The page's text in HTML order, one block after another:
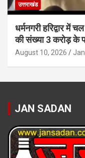
उत्तराखंड
धर्मनगरी हरिद्वार में
की संख्या 3 करोड़ के
August 10, 2026
JAN SADAN